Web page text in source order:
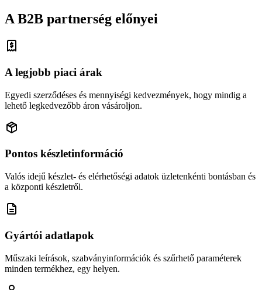
A B2B partnerség előnyei
A legjobb piaci árak
Egyedi szerződéses és mennyiségi kedvezmények, hogy mindig a
lehető legkedvezőbb áron vásároljon.
Pontos készletinformáció
Valós idejű készlet- és elérhetőségi adatok üzletenkénti bontásban és
a központi készletről.
Gyártói adatlapok
Műszaki leírások, szabványinformációk és szűrhető paraméterek
minden termékhez, egy helyen.